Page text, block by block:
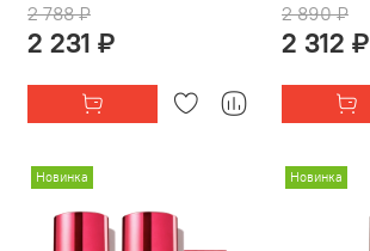
2 788 ₽
2 231 ₽
2 890 ₽
2 312 ₽
Новинка Новинка